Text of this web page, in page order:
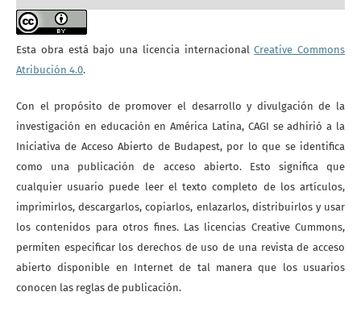
Esta obra está bajo una licencia internacionalCreative Commons
Atribución 4.0.
Con el propósito de promover el desarrollo y divulgación de la
investigación en educación en América Latina, CAGI se adhirió a la
Iniciativa de Acceso Abierto de Budapest, por lo que se identifica
como una publicación de acceso abierto. Esto significa que
cualquier usuario puede leer el texto completo de los artículos,
imprimirlos, descargarlos, copiarlos, enlazarlos, distribuirlos y usar
los contenidos para otros fines. Las licencias Creative Cummons,
permiten especificar los derechos de uso de una revista de acceso
abierto disponible en Internet de tal manera que los usuarios
conocen las reglas de publicación.